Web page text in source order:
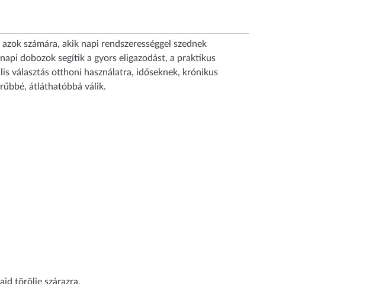
számára, akik napi rendszerességgel szednek
dobozok segítik a gyors eligazodást, a praktikus
választás otthoni használatra, időseknek, krónikus
átláthatóbbá válik.
törölje szárazra.